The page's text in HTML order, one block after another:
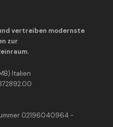
vertreiben modernste
zur
Italien
02196040964 -